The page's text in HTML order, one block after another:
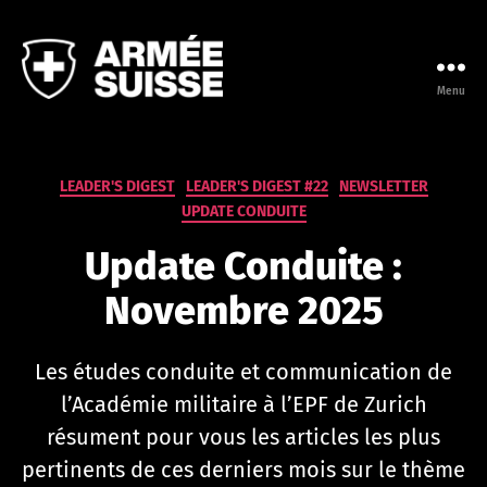
l'Armée
Menu
Catégories
LEADER'S DIGEST LEADER'S DIGEST #22
NEWSLETTER
UPDATE CONDUITE
Update Conduite :
Novembre 2025
Les études conduite et communication de
l’Académie militaire à l’EPF de Zurich
résument pour vous les articles les plus
pertinents de ces derniers mois sur le thème
P
n
a
t
a